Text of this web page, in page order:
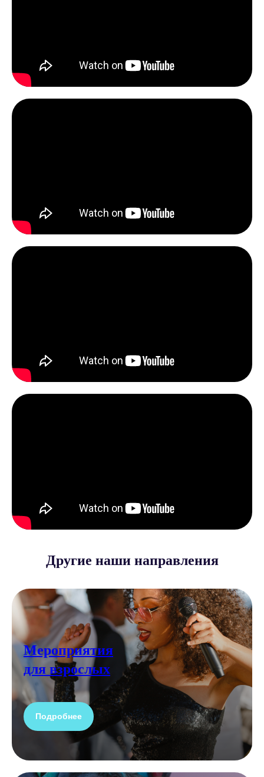
Другие наши направления
Мероприятия
для взрослых
Подробнее